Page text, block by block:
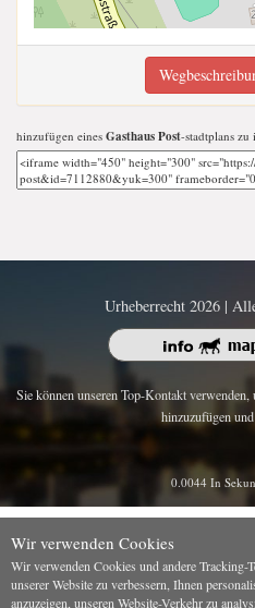
hinzufügen eines Gasthaus Post-stadtplans zu
Urheberrecht 2026 |
Sie können unseren Top-Kontakt
hinzuzufügen
0.0044 In
Wir verwenden Cookies
Wir verwenden Cookies und andere
unserer Website zu verbessern, Ihnen
anzuzeigen, unseren Website-Verkehr zu